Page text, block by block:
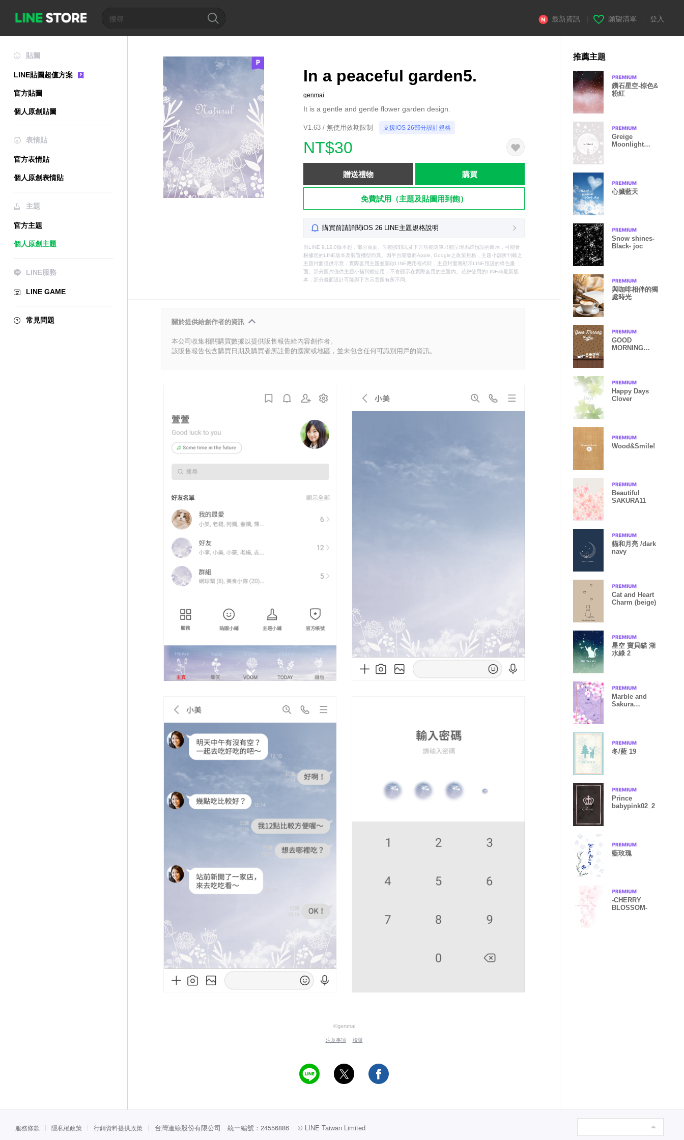
最新資訊 願望清單 登入
貼圖
LINE貼圖超值方案
官方貼圖
個人原創貼圖
表情貼
官方表情貼
個人原創表情貼
主題
官方主題
個人原創主題
LINE服務
LINE GAME
常見問題
In a peaceful garden5.
genmai
It is a gentle and gentle flower garden design.
V1.63 / 無使用效期限制 支援iOS 26部分設計規格
NT$30
贈送禮物 購買
免費試用（主題及貼圖用到飽）
購買前請詳閱iOS 26 LINE主題規格說明
自LINE 9.12.0版本起，部分頁面、功能按鈕以及下方功能選單只能呈現系統預設的圖示，可能會
根據您的LINE版本及裝置機型而異。因平台開發商Apple, Google之政策規格，主題小舖所刊載之
主題封面僅供示意，實際套用主題並開啟LINE應用程式時，主題封面將顯示LINE預設的綠色畫
面。部分圖片僅供主題小舖刊載使用，不會顯示在實際套用的主題內。若您使用的LINE非最新版
本，部分畫面設計可能與下方示意圖有所不同。
關於提供給創作者的資訊
本公司收集相關購買數據以提供販售報告給內容創作者。
該販售報告包含購買日期及購買者所註冊的國家或地區，並未包含任何可識別用戶的資訊。
©genmai
注意事項 檢舉
推薦主題
鑽石星空-棕色&
粉紅
Greige
Moonlight
心臟藍天
Snow shines-
Black- joc
與咖啡相伴的獨
處時光
GOOD
MORNING
Happy Days
Clover
Wood&Smile!
Beautiful
SAKURA11
貓和月亮 /dark
navy
Cat and Heart
Charm (beige)
星空 寶貝貓 湖
水綠 2
Marble and
Sakura
冬/藍 19
Prince
babypink02_2
藍玫瑰
-CHERRY
BLOSSOM-
服務條款 隱私權政策 行銷資料提供政策 台灣連線股份有限公司 統一編號：24556886 © LINE Taiwan Limited